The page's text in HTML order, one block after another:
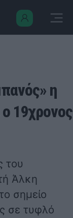
η
19χρονος
του
Άλκη
σημείο
σε τυφλό